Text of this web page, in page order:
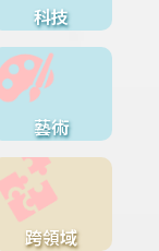
科技
藝術
跨領域